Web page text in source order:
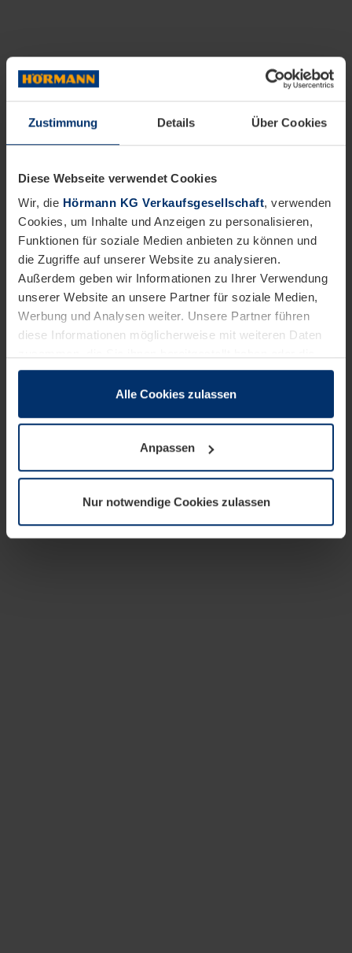
Zustimmung Details Über Cookies
Diese Webseite verwendet Cookies
Wir, die Hörmann KG Verkaufsgesellschaft, verwenden
Cookies, um Inhalte und Anzeigen zu personalisieren,
Funktionen für soziale Medien anbieten zu können und
die Zugriffe auf unserer Website zu analysieren.
Außerdem geben wir Informationen zu Ihrer Verwendung
unserer Website an unsere Partner für soziale Medien,
Werbung und Analysen weiter. Unsere Partner führen
diese Informationen möglicherweise mit weiteren Daten
sie im Rahmen Ihrer Nutzung der Dienste gesammelt
wenn diese für den Betrieb dieser Seite unbedingt
notwendig sind. Für alle anderen Cookie-Typen benötigen
wir Ihre Erlaubnis. Ihre Einwilligung können Sie jederzeit
Datenschutzerklärungunserer Website ändern oder
widerrufen.
Alle Cookies zulassen
Anpassen
Nur notwendige Cookies zulassen